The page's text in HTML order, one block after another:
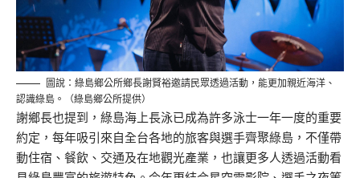
圖說：綠島鄉公所鄉長謝賢裕邀請民眾透過活動，能更加親近海洋、
認識綠島。（綠島鄉公所提供）
謝鄉長也提到，綠島海上長泳已成為許多泳士一年一度的重要
約定，每年吸引來自全台各地的旅客與選手齊聚綠島，不僅帶
動住宿、餐飲、交通及在地觀光產業，也讓更多人透過活動看